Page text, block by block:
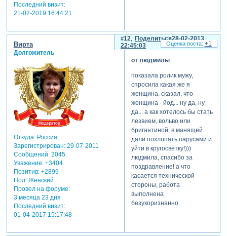
Последний визит:
21-02-2019 16:44:21
Поделиться
12
28-02-2013
22:45:03
Вирта
Долгожитель
Откуда:Россия
Зарегистрирован: 29-07-2011
Сообщений:2045
Уважение: +3404
Позитив: +2899
Пол:Женский
Провел на форуме:
3 месяца 23 дня
Последний визит:
01-04-2017 15:17:48
от людмилы
показала ролик мужу,
спросила какая же я
женщина. сказал, что
женщина - йод... ну да, ну
да... а как хотелось бы стать
лезвием, вольво или
бригантиной, в манящей
дали похлопать парусами и
уйти в кругосветку!)))
людмила, спасибо за
поздравление! а что
касается технической
стороны, работа
выполнена
безукоризнанно.
+1